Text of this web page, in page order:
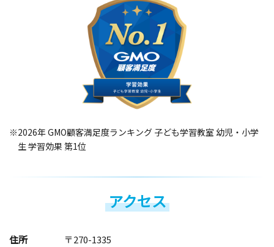
※2026年 GMO顧客満足度ランキング 子ども学習教室 幼児・小学
生 学習効果 第1位
アクセス
住所
〒270-1335